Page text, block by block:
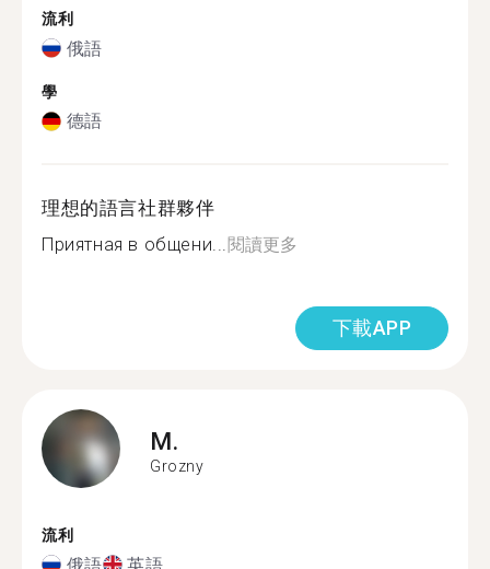
流利
俄語
學
德語
理想的語言社群夥伴
Приятная в общени...閱讀更多
下載APP
M.
Grozny
流利
俄語 英語